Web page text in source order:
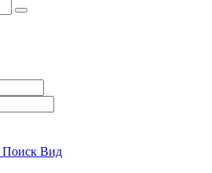
Поиск Вид